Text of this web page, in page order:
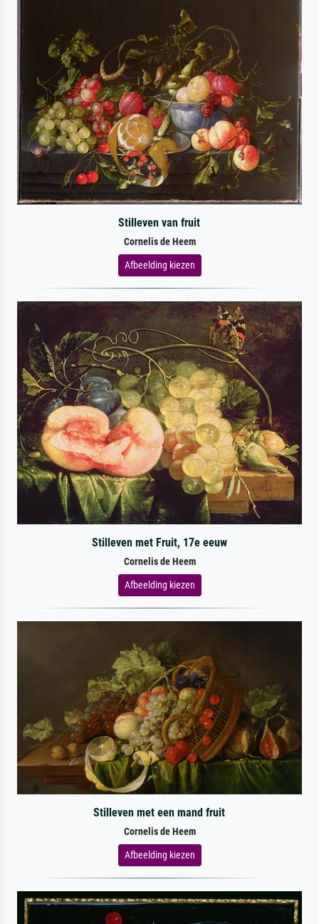
Stilleven van fruit
Cornelis de Heem
Afbeelding kiezen
Stilleven met Fruit, 17e eeuw
Cornelis de Heem
Afbeelding kiezen
Stilleven met een mand fruit
Cornelis de Heem
Afbeelding kiezen